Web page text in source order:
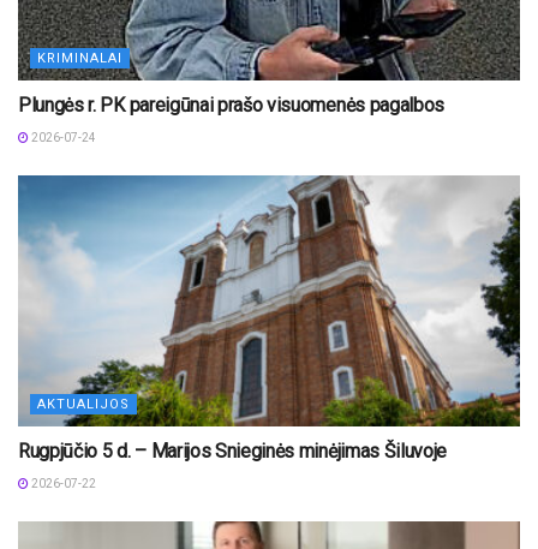
KRIMINALAI
Plungės r. PK pareigūnai prašo visuomenės pagalbos
2026-07-24
AKTUALIJOS
Rugpjūčio 5 d. – Marijos Snieginės minėjimas Šiluvoje
2026-07-22